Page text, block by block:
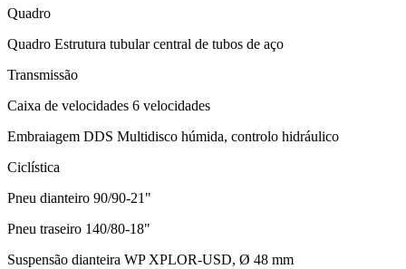
Quadro
Quadro Estrutura tubular central de tubos de aço
Transmissão
Caixa de velocidades 6 velocidades
Embraiagem DDS Multidisco húmida, controlo hidráulico
Ciclística
Pneu dianteiro 90/90-21"
Pneu traseiro 140/80-18"
Suspensão dianteira WP XPLOR-USD, Ø 48 mm